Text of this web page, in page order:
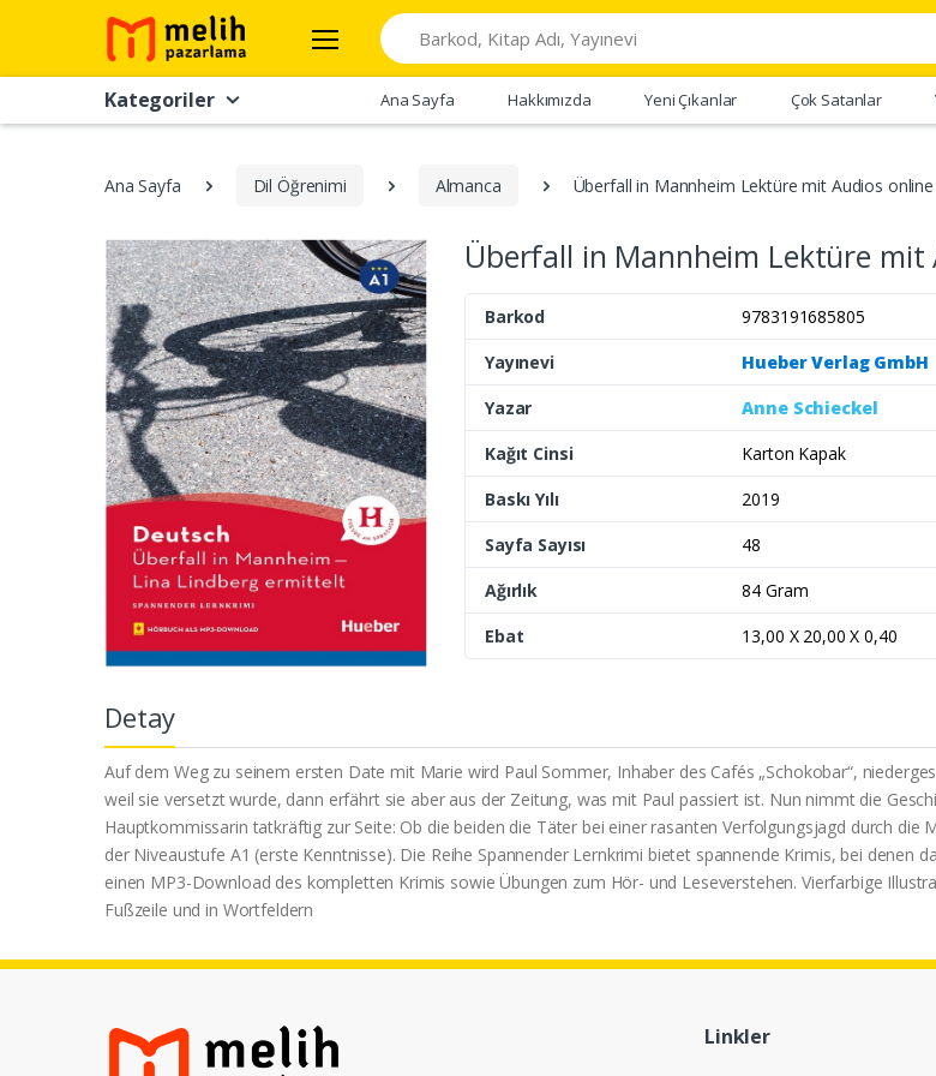
Search
Kategoriler Ana Sayfa Hakkımızda Yeni Çıkanlar Çok Satanlar
Ana Sayfa Dil Öğrenimi Almanca Überfall in Mannheim Lektüre mit Audios online
Überfall in Mannheim Lektüre mit
Barkod
9783191685805
Yayınevi
Hueber Verlag GmbH
Yazar
Anne Schieckel
Kağıt Cinsi
Karton Kapak
Baskı Yılı
2019
Sayfa Sayısı
48
Ağırlık
84 Gram
Ebat
13,00 X 20,00 X 0,40
Detay
Auf dem Weg zu seinem ersten Date mit Marie wird Paul Sommer, Inhaber des Cafés „Schokobar“,
weil sie versetzt wurde, dann erfährt sie aber aus der Zeitung, was mit Paul passiert ist. Nun nimmt die
Hauptkommissarin tatkräftig zur Seite: Ob die beiden die Täter bei einer rasanten Verfolgungsjagd durch die
der Niveaustufe A1 (erste Kenntnisse). Die Reihe Spannender Lernkrimi bietet spannende Krimis, bei
einen MP3-Download des kompletten Krimis sowie Übungen zum Hör- und Leseverstehen. Vierfarbige
Fußzeile und in Wortfeldern
Linkler